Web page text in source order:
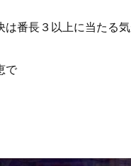
は番長３以上に当たる気
で